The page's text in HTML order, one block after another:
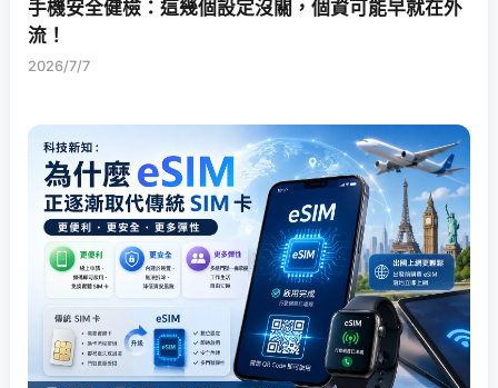
手機安全健檢：這幾個設定沒關，個資可能早就在外
流！
2026/7/7